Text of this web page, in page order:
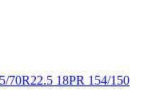
70R22.5 18PR 154/150